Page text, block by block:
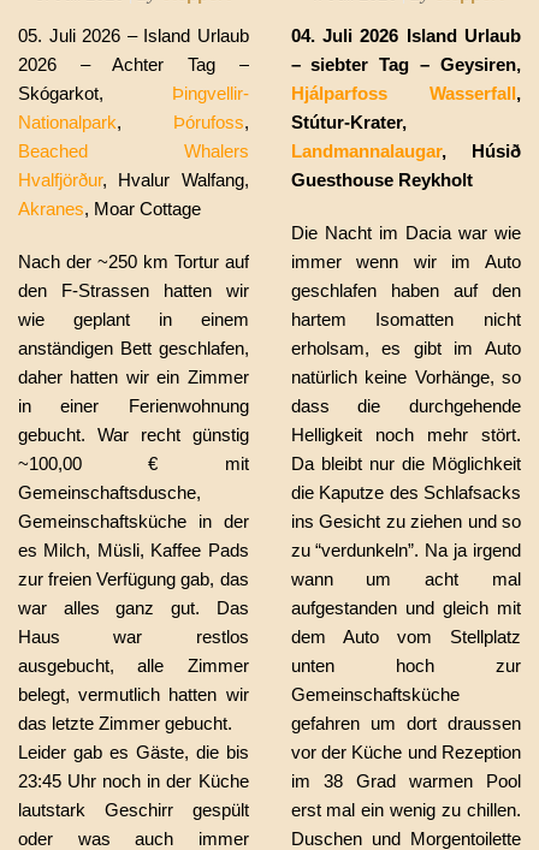
05. Juli 2026 – Island Urlaub
2026 – Achter Tag –
Skógarkot, Þingvellir-
Nationalpark, Þórufoss,
Beached Whalers
Hvalfjörður, Hvalur Walfang,
Akranes, Moar Cottage
Nach der ~250 km Tortur auf
den F-Strassen hatten wir
wie geplant in einem
anständigen Bett geschlafen,
daher hatten wir ein Zimmer
in einer Ferienwohnung
gebucht. War recht günstig
~100,00 € mit
Gemeinschaftsdusche,
Gemeinschaftsküche in der
es Milch, Müsli, Kaffee Pads
zur freien Verfügung gab, das
war alles ganz gut. Das
Haus war restlos
ausgebucht, alle Zimmer
belegt, vermutlich hatten wir
das letzte Zimmer gebucht.
Leider gab es Gäste, die bis
23:45 Uhr noch in der Küche
lautstark Geschirr gespült
oder was auch immer
04. Juli 2026 Island Urlaub
– siebter Tag – Geysiren,
Hjálparfoss
Wasserfall,
Stútur-Krater,
Landmannalaugar, Húsið
Guesthouse Reykholt
Die Nacht im Dacia war wie
immer wenn wir im Auto
geschlafen haben auf den
hartem Isomatten nicht
erholsam, es gibt im Auto
natürlich keine Vorhänge, so
dass die durchgehende
Helligkeit noch mehr stört.
Da bleibt nur die Möglichkeit
die Kaputze des Schlafsacks
ins Gesicht zu ziehen und so
zu “verdunkeln”. Na ja irgend
wann um acht mal
aufgestanden und gleich mit
dem Auto vom Stellplatz
unten hoch zur
Gemeinschaftsküche
gefahren um dort draussen
vor der Küche und Rezeption
im 38 Grad warmen Pool
erst mal ein wenig zu chillen.
Duschen und Morgentoilette